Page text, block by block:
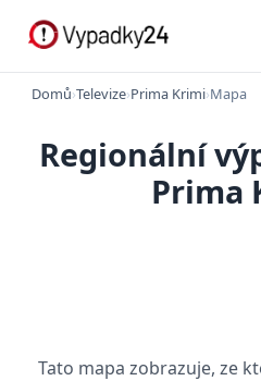
Domů›Televize›Prima Krimi›Mapa
Regionální
Prima
Tato mapa zobrazuje, ze